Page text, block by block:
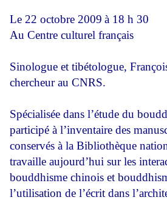
Le 22 octobre 2009 à 18 h 30
Au Centre culturel français
Sinologue et tibétologue,
chercheur au CNRS.
Spécialisée dans l’étude du
participé à l’inventaire des
conservés à la Bibliothèque
travaille aujourd’hui sur les
bouddhisme chinois et
l’utilisation de l’écrit dans